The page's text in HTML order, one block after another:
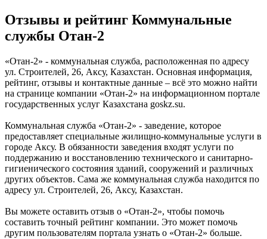
Отзывы и рейтинг Коммунальные
службы Отан-2
«Отан-2» - коммунальная служба, расположенная по адресу
ул. Строителей, 26, Аксу, Казахстан. Основная информация,
рейтинг, отзывы и контактные данные – всё это можно найти
на странице компании «Отан-2» на информационном портале
государственных услуг Казахстана goskz.su.
Коммунальная служба «Отан-2» - заведение, которое
предоставляет специальные жилищно-коммунальные услуги в
городе Аксу. В обязанности заведения входят услуги по
поддержанию и восстановлению технического и санитарно-
гигиенического состояния зданий, сооружений и различных
других объектов. Сама же коммунальная служба находится по
адресу ул. Строителей, 26, Аксу, Казахстан.
Вы можете оставить отзыв о «Отан-2», чтобы помочь
составить точный рейтинг компании. Это может помочь
другим пользователям портала узнать о «Отан-2» больше.